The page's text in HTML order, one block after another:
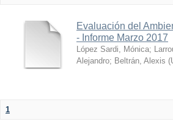
Evaluación del
- Informe Marzo 2017
López Sardi, Mónica;
Alejandro; Beltrán, Alexis (
1